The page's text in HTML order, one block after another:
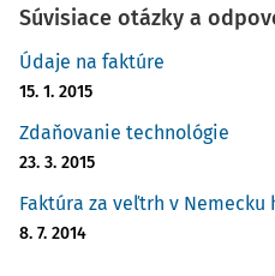
Súvisiace otázky a
Údaje na faktúre
15. 1. 2015
Zdaňovanie technológie
23. 3. 2015
Faktúra za veľtrh v
8. 7. 2014